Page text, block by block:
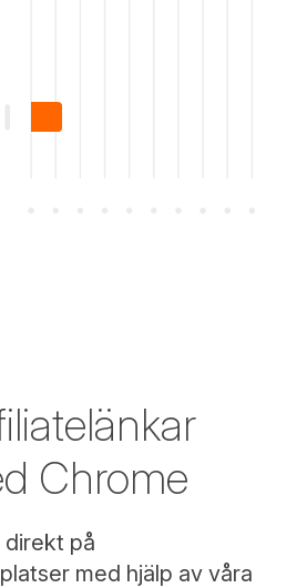
Chrome
direkt på
med hjälp av våra